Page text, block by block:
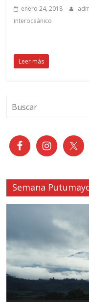
enero 24, 2018
interoceánico
Leer más
Semana